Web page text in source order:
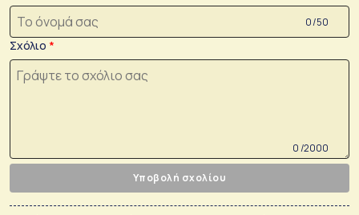
0 /50
Σχόλιο
0 /2000
Υποβολή σχολίου